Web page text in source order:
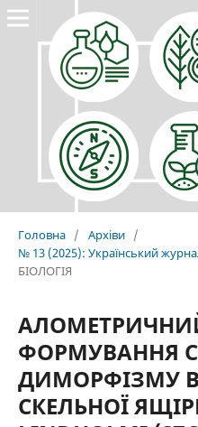
Головна / Архіви /
№ 13 (2025): Український
БІОЛОГІЯ
АЛОМЕТРИЧНИЙ
ФОРМУВАННЯ
ДИМОРФІЗМУ В
СКЕЛЬНОЇ